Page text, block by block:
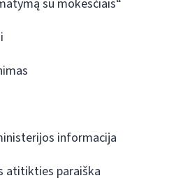
su mokesčiais“
informacija
atitikties paraiška